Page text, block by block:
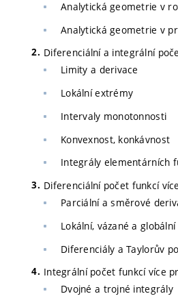
Analytická geometrie v
Analytická geometrie v
Diferenciální a integrální
Limity a derivace
Lokální extrémy
Intervaly monotonnosti
Konvexnost, konkávnost
Integrály elementárních
Diferenciální počet funkcí
Parciální a směrové
Lokální, vázané a
Diferenciály a Taylorův
Integrální počet funkcí více
Dvojné a trojné integrály